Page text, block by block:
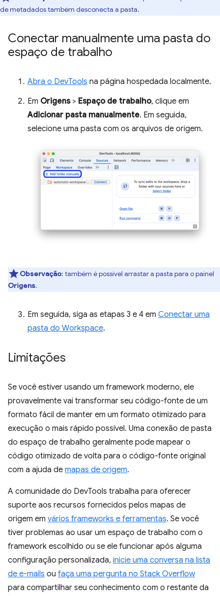
de metadados também desconecta a pasta.
Conectar manualmente uma pasta do
espaço de trabalho
Abra o DevTools na página hospedada localmente.
Em Origens> Espaço de trabalho, clique em
Adicionar pasta manualmente. Em seguida,
selecione uma pasta com os arquivos de origem.
Observação: também é possível arrastar a pasta para o painel
Origens.
Em seguida, siga as etapas 3 e 4 em Conectar uma
pasta do Workspace.
Limitações
Se você estiver usando um framework moderno, ele
provavelmente vai transformar seu código-fonte de um
formato fácil de manter em um formato otimizado para
execução o mais rápido possível. Uma conexão de pasta
do espaço de trabalho geralmente pode mapear o
código otimizado de volta para o código-fonte original
com a ajuda de mapas de origem.
A comunidade do DevTools trabalha para oferecer
suporte aos recursos fornecidos pelos mapas de
origem em vários frameworks e ferramentas. Se você
tiver problemas ao usar um espaço de trabalho com o
framework escolhido ou se ele funcionar após alguma
configuração personalizada, inicie uma conversa na lista
de e-mails ou faça uma pergunta no Stack Overflow
para compartilhar seu conhecimento com o restante da